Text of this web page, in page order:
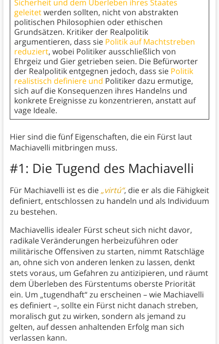
Sicherheit und dem Überleben ihres Staates
geleitetwerden sollten, nicht von abstrakten
politischen Philosophien oder ethischen
Grundsätzen. Kritiker der Realpolitik
argumentieren, dass sie Politik auf Machtstreben
reduziert, wobei Politiker ausschließlich von
Ehrgeiz und Gier getrieben seien. Die Befürworter
der Realpolitik entgegnen jedoch, dass sie Politik
realistisch definiere und Politiker dazu ermutige,
sich auf die Konsequenzen ihres Handelns und
konkrete Ereignisse zu konzentrieren, anstatt auf
vage Ideale.
Hier sind die fünf Eigenschaften, die ein Fürst laut
Machiavelli mitbringen muss.
#1: Die Tugend des Machiavelli
Für Machiavelli ist es die„virtú“, die er als die Fähigkeit
definiert, entschlossen zu handeln und als Individuum
zu bestehen.
Machiavellis idealer Fürst scheut sich nicht davor,
radikale Veränderungen herbeizuführen oder
militärische Offensiven zu starten, nimmt Ratschläge
an, ohne sich von anderen lenken zu lassen, denkt
stets voraus, um Gefahren zu antizipieren, und räumt
dem Überleben des Fürstentums oberste Priorität
ein. Um „tugendhaft“ zu erscheinen – wie Machiavelli
es definiert –, sollte ein Fürst nicht danach streben,
moralisch gut zu wirken, sondern als jemand zu
gelten, auf dessen anhaltenden Erfolg man sich
verlassen kann.